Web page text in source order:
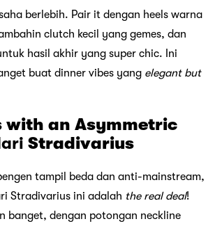
berlebih. Pair it dengan heels warna
clutch kecil yang gemes, dan
hasil akhir yang super chic. Ini
buat dinner vibes yang elegant but
with an Asymmetric
Stradivarius
tampil beda dan anti-mainstream,
Stradivarius ini adalah the real deal!
banget, dengan potongan neckline